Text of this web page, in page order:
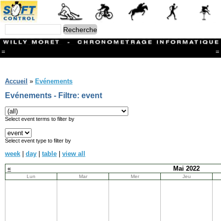
= =
Branches
CONTACT
Ski ALPIN
Triathlon
Ski Nordique
Courses à pieds
Athlétisme
Slalom In-Line
Caisse à savon
Coupe "Journal La Gruyère"
Accueil » Evénements
Evénements - Filtre: event
Select event terms to filter by
Select event type to filter by
week | day | table | view all
«
Mai 2022
Lun Mar Mer Jeu